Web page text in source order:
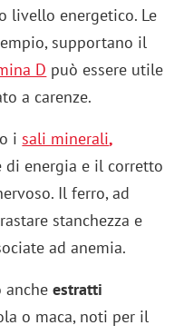
livello energetico. Le
supportano il
D può essere utile
a carenze.
i sali minerali,
energia e il corretto
Il ferro, ad
stanchezza e
ad anemia.
ancheestratti
o maca, noti per il